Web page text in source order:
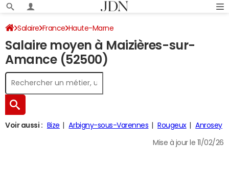
Salaire France Haute-Marne
Salaire moyen à Maizières-sur-
Amance (52500)
Voir aussi : Bize Arbigny-sous-Varennes Rougeux Anrosey
Mise à jour le 11/02/26